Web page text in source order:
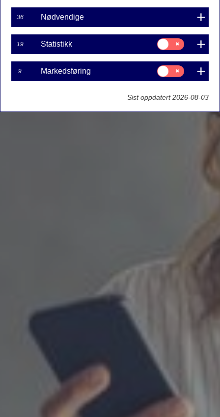
36 Nødvendige
19 Statistikk
Samtykke
til:
Statistikk
9 Markedsføring
Samtykke
til:
Markedsføring
Sist oppdatert 2026-08-03